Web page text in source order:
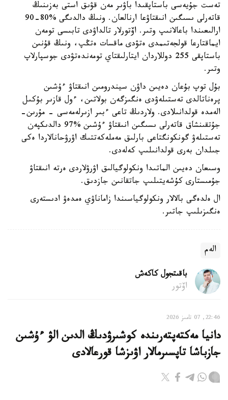
تەست جۇيەسى باستاپقىدا باۋىر مەن قۋىق استى بەزىنىڭ
قاتەرلى ىسىگىن انىقتاۋعا ارنالعان. ونىڭ دالدىگى %80-90
ارالىعىندا باعالانىپ وتىر. اۆتورلار تالداۋدى تابىسى تومەن
ايماقتارعا قولجەتىمدى ەتۋدى ماقسات ەتڭپ، ونىڭ قۇنىن
باستاپقى 255 دوللاردان ايتارلىقتاي تومەندەتۋدى جوسپارلاپ
وتىر.
بۇل توپ بۇعان دەيىن داۋن سيندرومىن انىقتاۋ ءۇشىن
پرەناتالدى تەستىلەۋدى ەنگىزگەن بولاتىن، ءول قازىر بۇكىل
الەمدە قولدانىلادى. ولاردىڭ تاعى ءبىر ازىرلەمەسى - مۇرىن-
جۇتقىنشاق قاتەرلى ىسىگىن انىقتاۋ ءۇشىن %97 دالدىكپەن
تەستىلەۋ گونكونگتاعى بارلىق مەملەكەتتىك اۋرۋحانالاردا ەكى
جىلدان بەرى قولدانىلىپ كەلەدى.
وسىعان دەيىن الماتىدا ونكولوگيالىق اۋرۋلاردى ەرتە انىقتاۋ
جۇمىستارى كۇشەيتىلىپ جاتقانىن جازدىق.
ال ەلدەگى بالالار ونكولوگياسىندا زاماناۋي ەمدەۋ ادىستەرى
ەنگىزىلىپ جاتىر.
الەم
باقىتجول كاكەش
اۆتور
22:46, 07 تامىز 2026
دانيا مەكتەپتەرىندە كوشىرۋدىڭ الدىن الۋ ءۇشىن
جازباشا تاپسىرمالار اۋىزشا قورعالادى